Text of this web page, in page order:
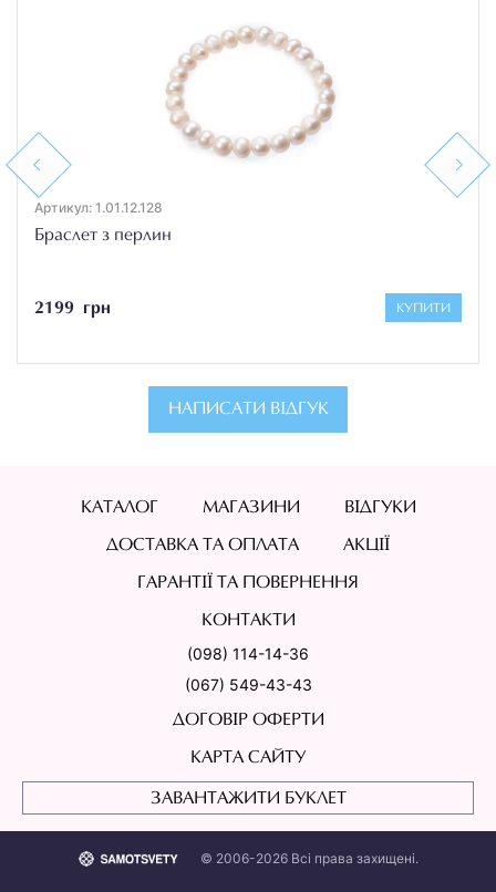
Previous
Артикул: 1.01.12.128
Браслет з перлин
2199 грн КУПИТИ
Next
НАПИСАТИ ВІДГУК
КАТАЛОГ МАГАЗИНИ ВІДГУКИ
ДОСТАВКА ТА ОПЛАТА АКЦІЇ
ГАРАНТІЇ ТА ПОВЕРНЕННЯ
КОНТАКТИ
(098) 114-14-36
(067) 549-43-43
ДОГОВІР ОФЕРТИ
КАРТА САЙТУ
ЗАВАНТАЖИТИ БУКЛЕТ
© 2006-2026 Всі права захищені.